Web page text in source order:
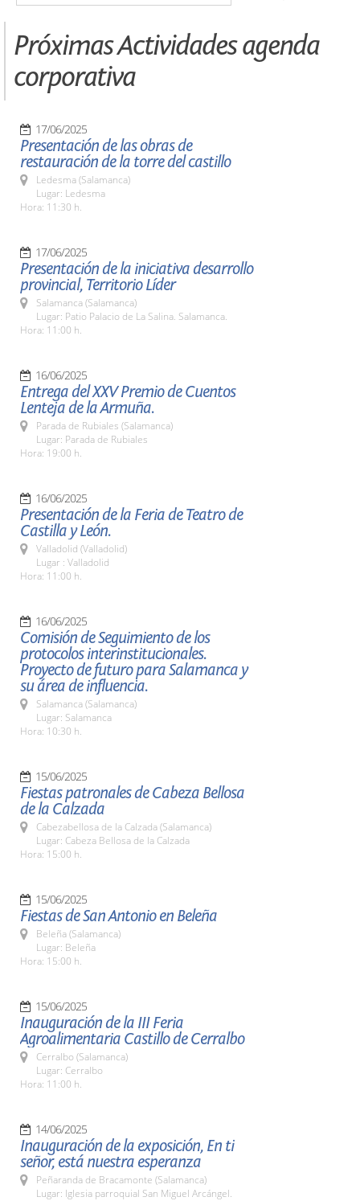
Próximas Actividades agenda
corporativa
17/06/2025
Presentación de las obras de
restauración de la torre del castillo
Ledesma (Salamanca)
Lugar: Ledesma
Hora: 11:30 h.
17/06/2025
Presentación de la iniciativa desarrollo
provincial, Territorio Líder
Salamanca (Salamanca)
Lugar: Patio Palacio de La Salina. Salamanca.
Hora: 11:00 h.
16/06/2025
Entrega del XXV Premio de Cuentos
Lenteja de la Armuña.
Parada de Rubiales (Salamanca)
Lugar: Parada de Rubiales
Hora: 19:00 h.
16/06/2025
Presentación de la Feria de Teatro de
Castilla y León.
Valladolid (Valladolid)
Lugar : Valladolid
Hora: 11:00 h.
16/06/2025
Comisión de Seguimiento de los
protocolos interinstitucionales.
Proyecto de futuro para Salamanca y
su área de influencia.
Salamanca (Salamanca)
Lugar: Salamanca
Hora: 10:30 h.
15/06/2025
Fiestas patronales de Cabeza Bellosa
de la Calzada
Cabezabellosa de la Calzada (Salamanca)
Lugar: Cabeza Bellosa de la Calzada
Hora: 15:00 h.
15/06/2025
Fiestas de San Antonio en Beleña
Beleña (Salamanca)
Lugar: Beleña
Hora: 15:00 h.
15/06/2025
Inauguración de la III Feria
Agroalimentaria Castillo de Cerralbo
Cerralbo (Salamanca)
Lugar: Cerralbo
Hora: 11:00 h.
14/06/2025
Inauguración de la exposición, En ti
señor, está nuestra esperanza
Peñaranda de Bracamonte (Salamanca)
Lugar: Iglesia parroquial San Miguel Arcángel.